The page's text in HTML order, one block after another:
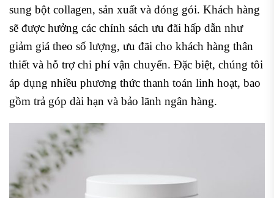
sung bột collagen, sản xuất và đóng gói. Khách hàng
sẽ được hưởng các chính sách ưu đãi hấp dẫn như
giảm giá theo số lượng, ưu đãi cho khách hàng thân
thiết và hỗ trợ chi phí vận chuyển. Đặc biệt, chúng tôi
áp dụng nhiều phương thức thanh toán linh hoạt, bao
gồm trả góp dài hạn và bảo lãnh ngân hàng.